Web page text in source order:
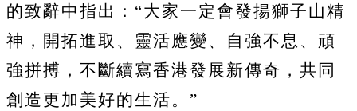
的致辭中指出：“大家一定會發揚獅子山精
神，開拓進取、靈活應變、自強不息、頑
強拼搏，不斷續寫香港發展新傳奇，共同
創造更加美好的生活。”